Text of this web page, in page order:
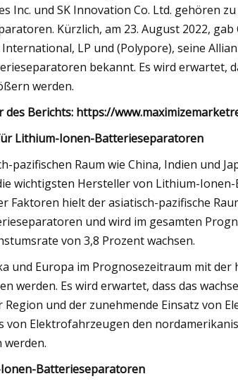
Inc. und SK Innovation Co. Ltd. gehören
Kürzlich, am 23. August 2022, gab
LP und (Polypore), seine
bekannt. Es wird erwartet,
werden.
des Berichts: https://
Lithium-Ionen-Batterieseparatoren
pazifischen Raum wie China, Indien und
wichtigsten Hersteller von Lithium-
Faktoren hielt der asiatisch-pazifische
und wird im gesamten
von 3,8 Prozent wachsen.
und Europa im Prognosezeitraum mit der
werden. Es wird erwartet, dass das
und der zunehmende Einsatz von
von Elektrofahrzeugen den
Batterieseparatoren